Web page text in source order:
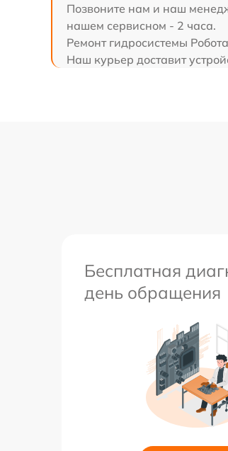
Позвоните нам и наш
нашем сервисном - 2 часа.
Ремонт гидросистемы
Наш курьер доставит
Бесплатная
день обращения